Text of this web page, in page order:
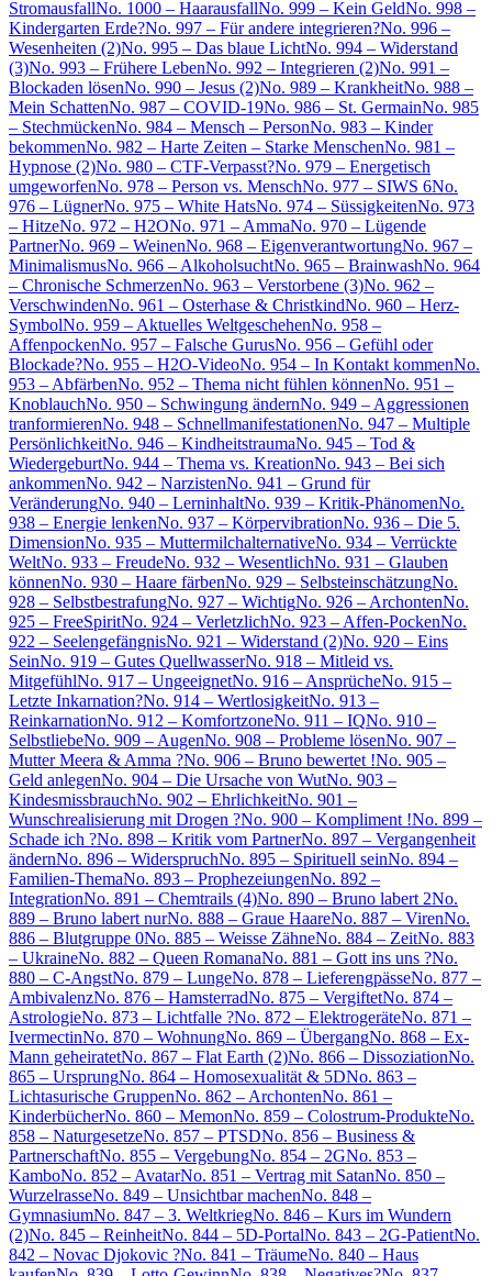
StromausfallNo. 1000 – HaarausfallNo. 999 – Kein GeldNo. 998 –
Kindergarten Erde?No. 997 – Für andere integrieren?No. 996 –
Wesenheiten (2)No. 995 – Das blaue LichtNo. 994 – Widerstand
(3)No. 993 – Frühere LebenNo. 992 – Integrieren (2)No. 991 –
Blockaden lösenNo. 990 – Jesus (2)No. 989 – KrankheitNo. 988 –
Mein SchattenNo. 987 – COVID-19No. 986 – St. GermainNo. 985
– StechmückenNo. 984 – Mensch – PersonNo. 983 – Kinder
bekommenNo. 982 – Harte Zeiten – Starke MenschenNo. 981 –
Hypnose (2)No. 980 – CTF-Verpasst?No. 979 – Energetisch
umgeworfenNo. 978 – Person vs. MenschNo. 977 – SIWS 6No.
976 – LügnerNo. 975 – White HatsNo. 974 – SüssigkeitenNo. 973
– HitzeNo. 972 – H2ONo. 971 – AmmaNo. 970 – Lügende
PartnerNo. 969 – WeinenNo. 968 – EigenverantwortungNo. 967 –
MinimalismusNo. 966 – AlkoholsuchtNo. 965 – BrainwashNo. 964
– Chronische SchmerzenNo. 963 – Verstorbene (3)No. 962 –
VerschwindenNo. 961 – Osterhase & ChristkindNo. 960 – Herz-
SymbolNo. 959 – Aktuelles WeltgeschehenNo. 958 –
AffenpockenNo. 957 – Falsche GurusNo. 956 – Gefühl oder
Blockade?No. 955 – H2O-VideoNo. 954 – In Kontakt kommenNo.
953 – AbfärbenNo. 952 – Thema nicht fühlen könnenNo. 951 –
KnoblauchNo. 950 – Schwingung ändernNo. 949 – Aggressionen
tranformierenNo. 948 – SchnellmanifestationenNo. 947 – Multiple
PersönlichkeitNo. 946 – KindheitstraumaNo. 945 – Tod &
WiedergeburtNo. 944 – Thema vs. KreationNo. 943 – Bei sich
ankommenNo. 942 – NarzistenNo. 941 – Grund für
VeränderungNo. 940 – LerninhaltNo. 939 – Kritik-PhänomenNo.
938 – Energie lenkenNo. 937 – KörpervibrationNo. 936 – Die 5.
DimensionNo. 935 – MuttermilchalternativeNo. 934 – Verrückte
WeltNo. 933 – FreudeNo. 932 – WesentlichNo. 931 – Glauben
könnenNo. 930 – Haare färbenNo. 929 – SelbsteinschätzungNo.
928 – SelbstbestrafungNo. 927 – WichtigNo. 926 – ArchontenNo.
925 – FreeSpiritNo. 924 – VerletzlichNo. 923 – Affen-PockenNo.
922 – SeelengefängnisNo. 921 – Widerstand (2)No. 920 – Eins
SeinNo. 919 – Gutes QuellwasserNo. 918 – Mitleid vs.
MitgefühlNo. 917 – UngeeignetNo. 916 – AnsprücheNo. 915 –
Letzte Inkarnation?No. 914 – WertlosigkeitNo. 913 –
ReinkarnationNo. 912 – KomfortzoneNo. 911 – IQNo. 910 –
SelbstliebeNo. 909 – AugenNo. 908 – Probleme lösenNo. 907 –
Mutter Meera & Amma ?No. 906 – Bruno bewertet !No. 905 –
Geld anlegenNo. 904 – Die Ursache von WutNo. 903 –
KindesmissbrauchNo. 902 – EhrlichkeitNo. 901 –
Wunschrealisierung mit Drogen ?No. 900 – Kompliment !No. 899 –
Schade ich ?No. 898 – Kritik vom PartnerNo. 897 – Vergangenheit
ändernNo. 896 – WiderspruchNo. 895 – Spirituell seinNo. 894 –
Familien-ThemaNo. 893 – ProphezeiungenNo. 892 –
IntegrationNo. 891 – Chemtrails (4)No. 890 – Bruno labert 2No.
889 – Bruno labert nurNo. 888 – Graue HaareNo. 887 – VirenNo.
886 – Blutgruppe 0No. 885 – Weisse ZähneNo. 884 – ZeitNo. 883
– UkraineNo. 882 – Queen RomanaNo. 881 – Gott ins uns ?No.
880 – C-AngstNo. 879 – LungeNo. 878 – LieferengpässeNo. 877 –
AmbivalenzNo. 876 – HamsterradNo. 875 – VergiftetNo. 874 –
AstrologieNo. 873 – Lichtfalle ?No. 872 – ElektrogeräteNo. 871 –
IvermectinNo. 870 – WohnungNo. 869 – ÜbergangNo. 868 – Ex-
Mann geheiratetNo. 867 – Flat Earth (2)No. 866 – DissoziationNo.
865 – UrsprungNo. 864 – Homosexualität & 5DNo. 863 –
Lichtasurische GruppenNo. 862 – ArchontenNo. 861 –
KinderbücherNo. 860 – MemonNo. 859 – Colostrum-ProdukteNo.
858 – NaturgesetzeNo. 857 – PTSDNo. 856 – Business &
PartnerschaftNo. 855 – VergebungNo. 854 – 2GNo. 853 –
KamboNo. 852 – AvatarNo. 851 – Vertrag mit SatanNo. 850 –
WurzelrasseNo. 849 – Unsichtbar machenNo. 848 –
GymnasiumNo. 847 – 3. WeltkriegNo. 846 – Kurs im Wundern
(2)No. 845 – ReinheitNo. 844 – 5D-PortalNo. 843 – 2G-PatientNo.
842 – Novac Djokovic ?No. 841 – TräumeNo. 840 – Haus